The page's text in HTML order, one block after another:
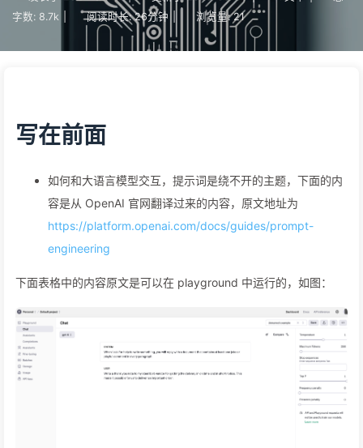
字数: 8.7k 阅读时长: 26分钟 浏览量: 21
写在前面
如何和大语言模型交互，提示词是绕不开的主题，下面的内
容是从 OpenAI 官网翻译过来的内容，原文地址为
https://platform.openai.com/docs/guides/prompt-
engineering
下面表格中的内容原文是可以在 playground 中运行的，如图：